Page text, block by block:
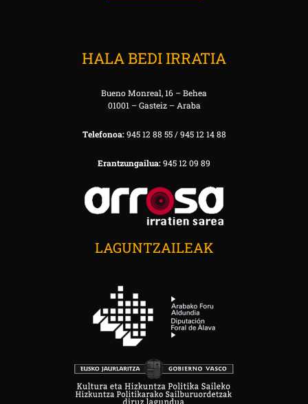
HALA BEDI IRRATIA
Bueno Monreal, 16 – Behea
01001 – Gasteiz – Araba
Telefonoa:945 12 88 55 / 945 12 14 88
Erantzungailua:945 12 09 89
LAGUNTZAILEAK